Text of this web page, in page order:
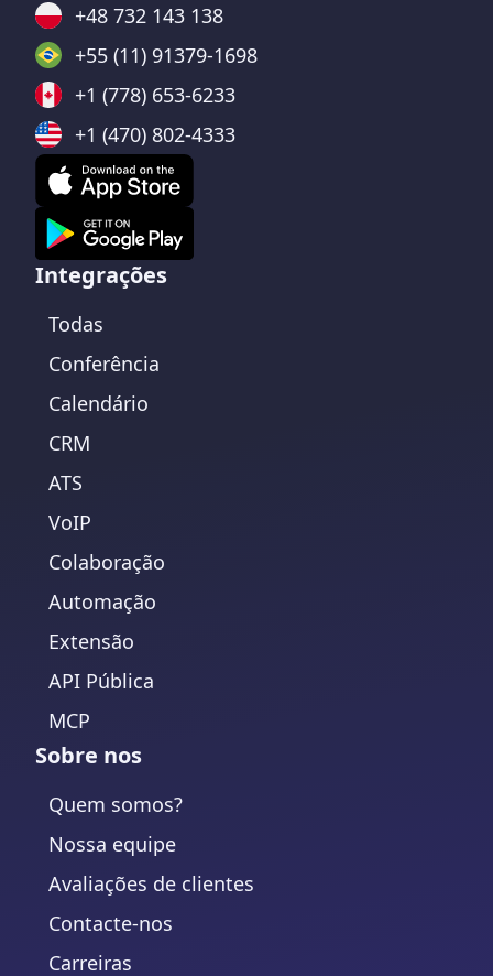
+48 732 143 138
+55 (11) 91379-1698
+1 (778) 653-6233
+1 (470) 802-4333
Integrações
Todas
Conferência
Calendário
CRM
ATS
VoIP
Colaboração
Automação
Extensão
API Pública
MCP
Sobre nos
Quem somos?
Nossa equipe
Avaliações de clientes
Contacte-nos
Carreiras